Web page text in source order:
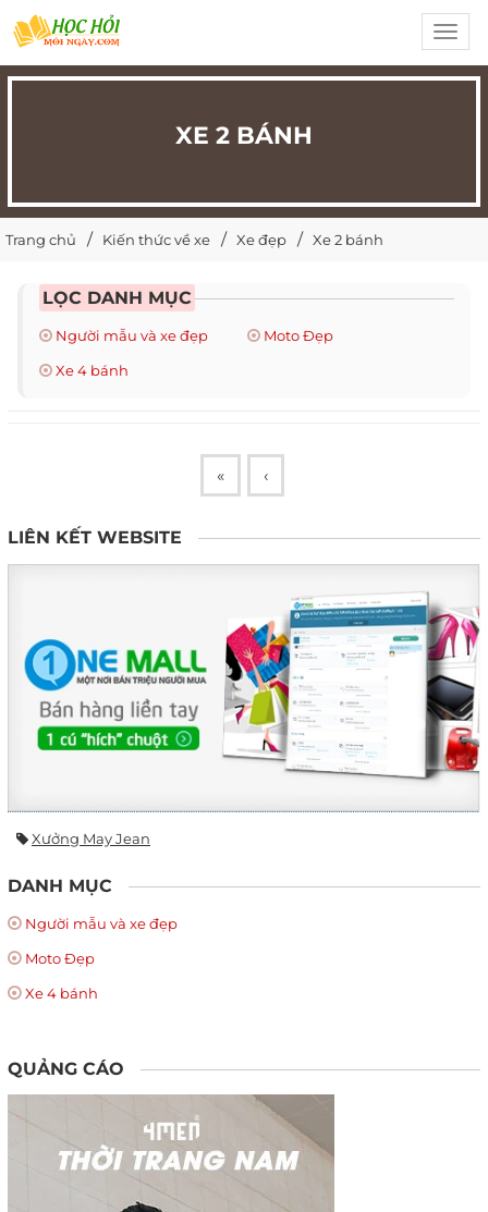
XE 2 BÁNH
Trang chủ Kiến thức về xe Xe đẹp Xe 2 bánh
LỌC DANH MỤC
Người mẫu và xe đẹp
Moto Đẹp
Xe 4 bánh
« ‹
LIÊN KẾT WEBSITE
Xưởng May Jean
DANH MỤC
Người mẫu và xe đẹp
Moto Đẹp
Xe 4 bánh
QUẢNG CÁO